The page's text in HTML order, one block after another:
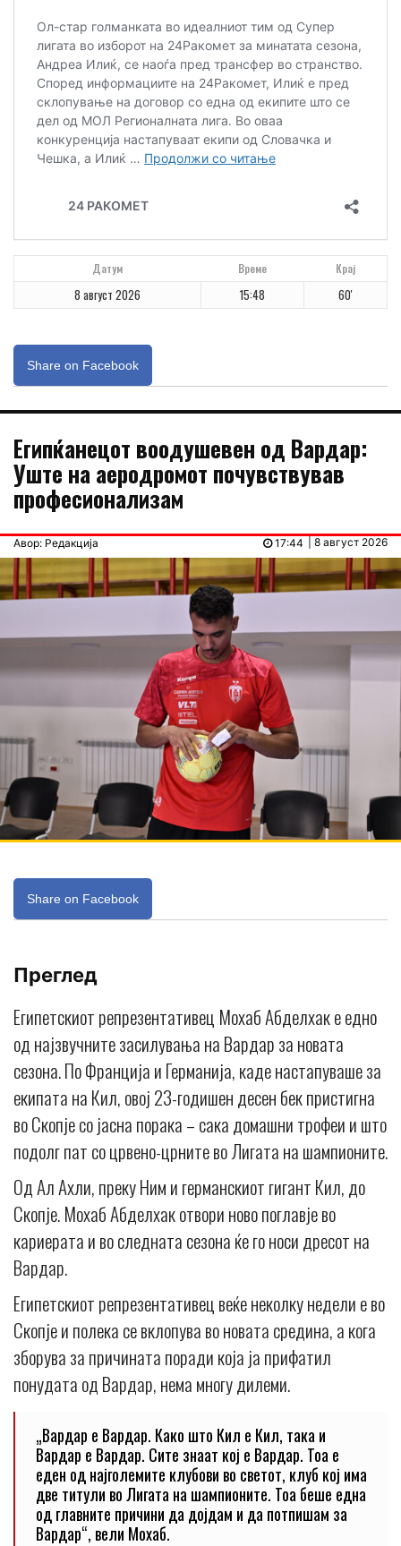
Датум Време Крај
8 август 2026 15:48 60'
Share on Facebook
Египќанецот воодушевен од Вардар:
Уште на аеродромот почувствував
професионализам
Авор: Редакција | 8 август 2026
17:44
Share on Facebook
Преглед
Египетскиот репрезентативец Мохаб Абделхак е едно
од најзвучните засилувања на Вардар за новата
сезона. По Франција и Германија, каде настапуваше за
екипата на Кил, овој 23-годишен десен бек пристигна
во Скопје со јасна порака – сака домашни трофеи и што
подолг пат со црвено-црните во Лигата на шампионите.
Од Ал Ахли, преку Ним и германскиот гигант Кил, до
Скопје. Мохаб Абделхак отвори ново поглавје во
кариерата и во следната сезона ќе го носи дресот на
Вардар.
Египетскиот репрезентативец веќе неколку недели е во
Скопје и полека се вклопува во новата средина, а кога
зборува за причината поради која ја прифатил
понудата од Вардар, нема многу дилеми.
„Вардар е Вардар. Како што Кил е Кил, така и
Вардар е Вардар. Сите знаат кој е Вардар. Тоа е
еден од најголемите клубови во светот, клуб кој има
две титули во Лигата на шампионите. Тоа беше една
од главните причини да дојдам и да потпишам за
Вардар“, вели Мохаб.